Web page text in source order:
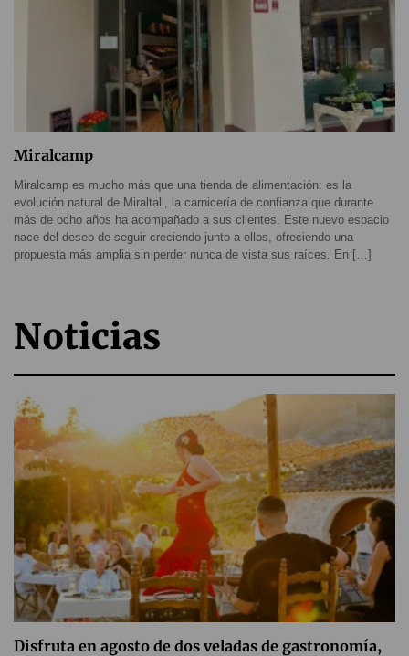
Miralcamp
Miralcamp es mucho más que una tienda de alimentación: es la
evolución natural de Miraltall, la carnicería de confianza que durante
más de ocho años ha acompañado a sus clientes. Este nuevo espacio
nace del deseo de seguir creciendo junto a ellos, ofreciendo una
propuesta más amplia sin perder nunca de vista sus raíces. En […]
Noticias
Disfruta en agosto de dos veladas de gastronomía,